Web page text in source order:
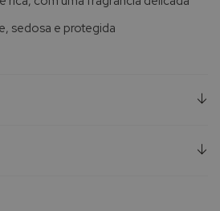
sedosa e protegida